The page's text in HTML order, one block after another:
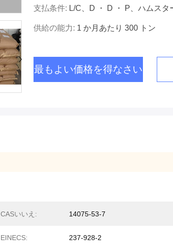
支払条件: L/C、D ・ D ・ P、ハムス
供給の能力: 1 か月あたり 300 トン
最もよい価格を得なさい
CASいいえ: 14075-53-7
EINECS: 237-928-2